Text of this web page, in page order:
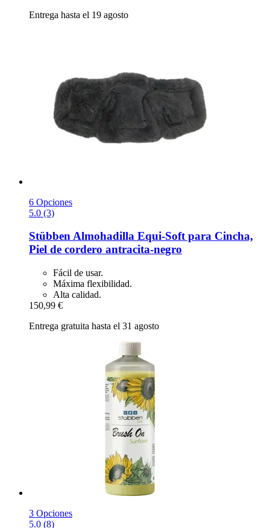
Entrega hasta el 19 agosto
6 Opciones
5.0 (3)
StübbenAlmohadilla Equi-​Soft para Cincha,
Piel de cordero antracita-​negro
Fácil de usar.
Máxima flexibilidad.
Alta calidad.
150,99 €
Entrega gratuita hasta el 31 agosto
3 Opciones
5.0 (8)